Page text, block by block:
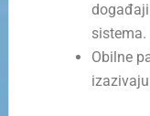
sistema.
Obilne